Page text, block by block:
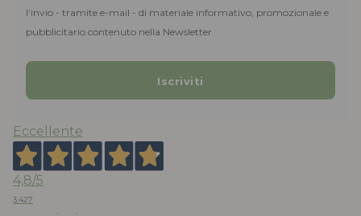
l’invio - tramite e-mail - di materiale informativo, promozionale e
pubblicitario contenuto nella Newsletter
Eccellente
4,8/5
3.427